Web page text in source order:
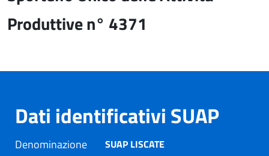
Produttive n° 4371
Dati identificativi SUAP
Denominazione SUAP LISCATE